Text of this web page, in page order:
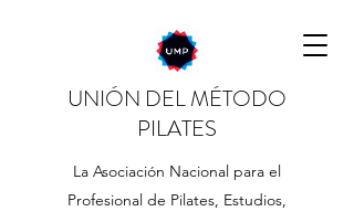
UNIÓN DEL MÉTODO
PILATES
La Asociación Nacional para el
Profesional de Pilates, Estudios,